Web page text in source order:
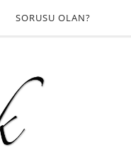
SORUSU OLAN?